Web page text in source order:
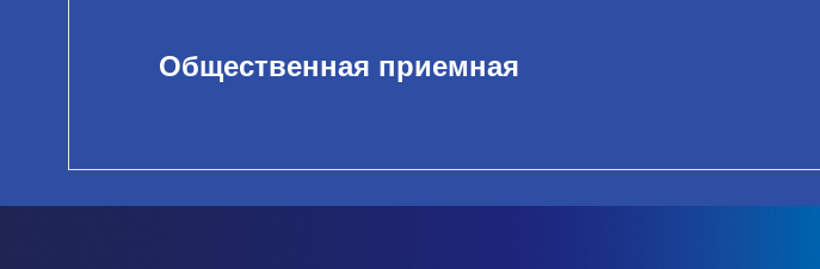
Общественная приемная